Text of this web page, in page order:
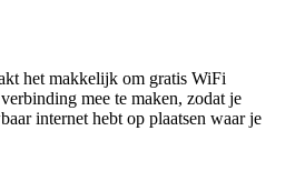
het makkelijk om gratis WiFi
mee te maken, zodat je
internet hebt op plaatsen waar je